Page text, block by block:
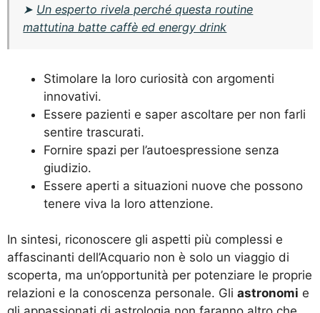
➤ Un esperto rivela perché questa routine
mattutina batte caffè ed energy drink
Stimolare la loro curiosità con argomenti
innovativi.
Essere pazienti e saper ascoltare per non farli
sentire trascurati.
Fornire spazi per l’autoespressione senza
giudizio.
Essere aperti a situazioni nuove che possono
tenere viva la loro attenzione.
In sintesi, riconoscere gli aspetti più complessi e
affascinanti dell’Acquario non è solo un viaggio di
scoperta, ma un’opportunità per potenziare le proprie
relazioni e la conoscenza personale. Gli astronomi e